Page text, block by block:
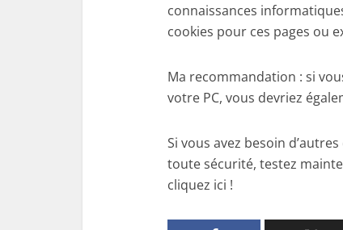
connaissances
cookies pour ces pages ou
Ma recommandation : si
votre PC, vous devriez
Si vous avez besoin
toute sécurité, testez
cliquez ici !